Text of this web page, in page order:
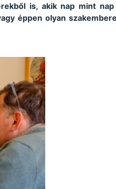
is, akik nap mint
éppen olyan